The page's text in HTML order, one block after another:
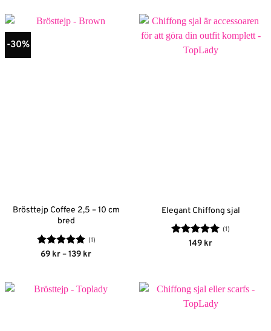
-30%
Brösttejp Coffee 2,5 – 10 cm
bred
Betygsatt5
(1)
69 kr – 139 krPrisintervall:
Elegant Chiffong sjal
Betygsatt5
(1)
149 kr